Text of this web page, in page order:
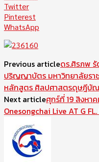
Twitter
Pinterest
WhatsApp
Previous articleดร.ศิรภพ รั
ปริญญาบัตร มหาวิทยาลัยรา
หลักสูตร ศิลปศาสตรดุษฎีบั
Next articleศุกร์ที่ 19 สิงหา
Onesongchai Live AT G FL.